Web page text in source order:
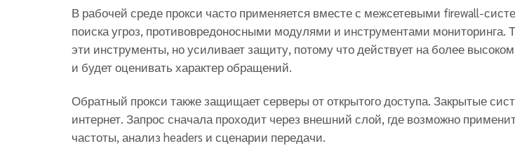
В рабочей среде прокси часто применяется вместе с межсетевыми firewall-
поиска угроз, противовредоносными модулями и инструментами мониторинга.
эти инструменты, но усиливает защиту, потому что действует на более
и будет оценивать характер обращений.
Обратный прокси также защищает серверы от открытого доступа. Закрытые
интернет. Запрос сначала проходит через внешний слой, где возможно
частоты, анализ headers и сценарии передачи.